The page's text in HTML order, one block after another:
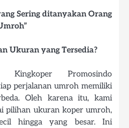
Sering ditanyakan Orang
Ukuran yang Tersedia?
Promosindo
perjalanan umroh memiliki
Oleh karena itu, kami
pilihan ukuran koper umroh,
hingga yang besar. Ini